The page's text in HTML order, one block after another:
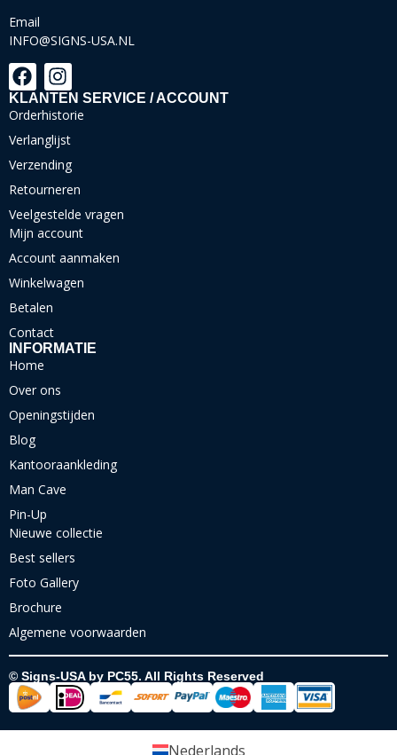
Email
INFO@SIGNS-USA.NL
KLANTEN SERVICE / ACCOUNT
Orderhistorie
Verlanglijst
Verzending
Retourneren
Veelgestelde vragen
Mijn account
Account aanmaken
Winkelwagen
Betalen
Contact
INFORMATIE
Home
Over ons
Openingstijden
Blog
Kantooraankleding
Man Cave
Pin-Up
Nieuwe collectie
Best sellers
Foto Gallery
Brochure
Algemene voorwaarden
© Signs-USA by PC55. All Rights Reserved
Nederlands